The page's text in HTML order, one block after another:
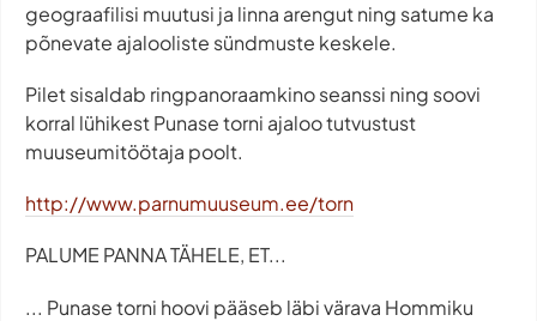
geograafilisi muutusi ja linna arengut ning satume ka
põnevate ajalooliste sündmuste keskele.
Pilet sisaldab ringpanoraamkino seanssi ning soovi
korral lühikest Punase torni ajaloo tutvustust
muuseumitöötaja poolt.
http://www.parnumuuseum.ee/torn
PALUME PANNA TÄHELE, ET...
... Punase torni hoovi pääseb läbi värava Hommiku